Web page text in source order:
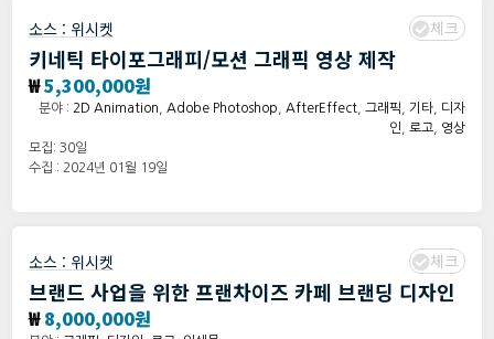
소스 : 위시켓 체크
키네틱 타이포그래피/모션 그래픽 영상 제작
₩5,300,000원
분야 : 2D Animation Adobe Photoshop AfterEffect 그래픽 기타
디자
인
로고
영상
모집: 30일
수집 : 2024년 01월 19일
소스 : 위시켓 체크
브랜드 사업을 위한 프랜차이즈 카페 브랜딩 디자인
₩8,000,000원